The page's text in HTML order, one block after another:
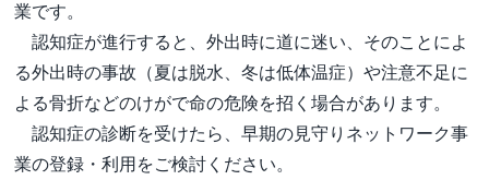
業です。
認知症が進行すると、外出時に道に迷い、そのことによ
る外出時の事故（夏は脱水、冬は低体温症）や注意不足に
よる骨折などのけがで命の危険を招く場合があります。
認知症の診断を受けたら、早期の見守りネットワーク事
業の登録・利用をご検討ください。